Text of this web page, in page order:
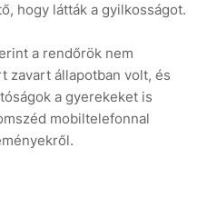
hogy látták a gyilkosságot.
a rendőrök nem
zavart állapotban volt, és
a gyerekeket is
mobiltelefonnal